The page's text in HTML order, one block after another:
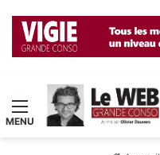
Menu